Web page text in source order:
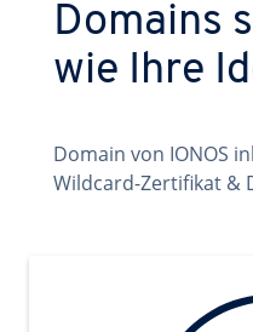
Domains
wie Ihre
Domain von IONOS
Wildcard-Zertifikat &